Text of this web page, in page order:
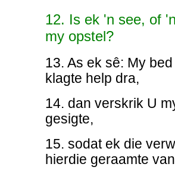
12. Is ek 'n see, of
my opstel?
13. As ek sê: My
klagte help dra,
14. dan verskrik U
gesigte,
15. sodat ek die
hierdie geraamte